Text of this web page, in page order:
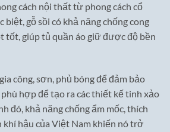
cách nội thất từ phong cách cổ
gỗ sồi có khả năng chống cong
tốt, giúp tủ quần áo giữ được độ bền
công, sơn, phủ bóng để đảm bảo
hợp để tạo ra các thiết kế tinh xảo
đó, khả năng chống ẩm mốc, thích
khí hậu của Việt Nam khiến nó trở